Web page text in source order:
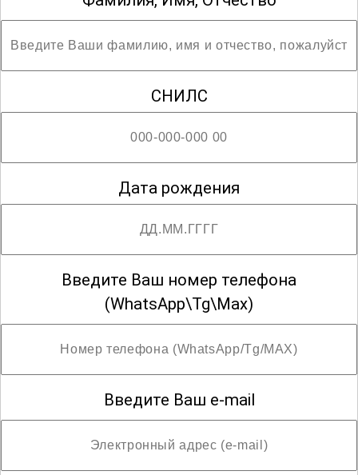
СНИЛС
Дата рождения
Введите Ваш номер телефона
(WhatsApp\Tg\Max)
Введите Ваш e-mail